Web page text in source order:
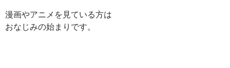
漫画やアニメを見ている方は
おなじみの始まりです。